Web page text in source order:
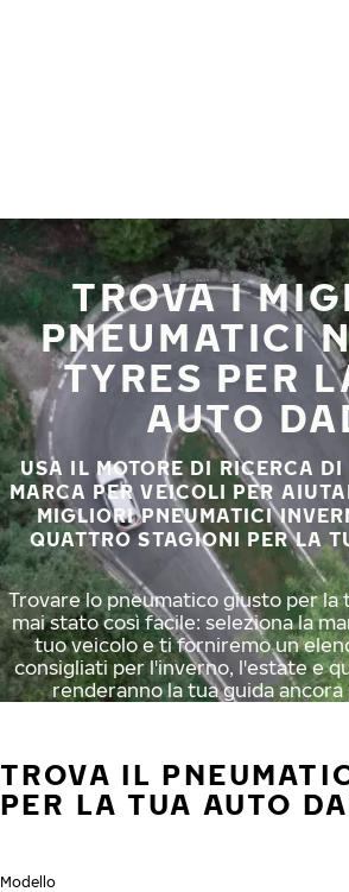
TROVA I
PNEUMATICI
TYRES PER
AUTO
USA IL MOTORE DI RICERCA
MARCA PER VEICOLI PER
MIGLIORI PNEUMATICI
QUATTRO STAGIONI PER LA
Trovare lo pneumatico giusto per la
mai stato così facile: seleziona la
tuo veicolo e ti forniremo un
consigliati per l'inverno, l'estate e
renderanno la tua guida ancora
TROVA IL
PER LA TUA AUTO
Modello